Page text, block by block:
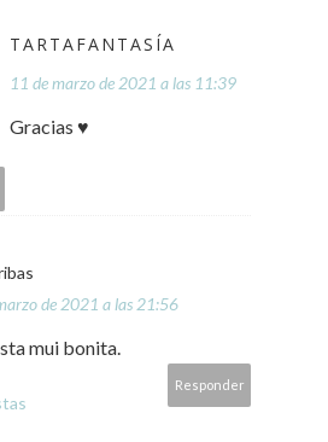
TARTAFANTASÍA
11 de marzo de 2021 a las 11:39
Gracias ♥
de 2021 a las 21:56
mui bonita.
Responder